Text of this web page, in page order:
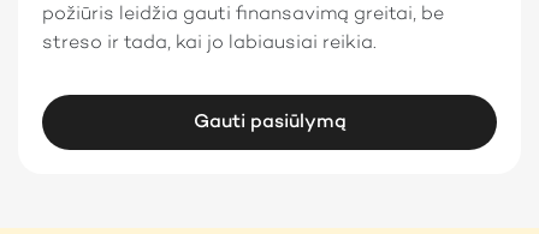
požiūris leidžia gauti finansavimą greitai, be
streso ir tada, kai jo labiausiai reikia.
Gauti pasiūlymą